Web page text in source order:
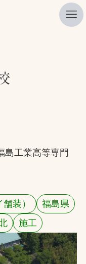
島工業高等専門
装）
福島県
施工